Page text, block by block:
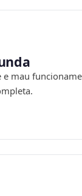
mau